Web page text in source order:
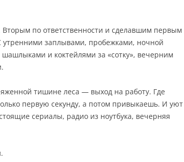
по ответственности и сделавшим первым
утренними заплывами, пробежками, ночной
и коктейлями за «сотку», вечерним
тишине леса — выход на работу. Где
первую секунду, а потом привыкаешь. И уют
сериалы, радио из ноутбука, вечерняя